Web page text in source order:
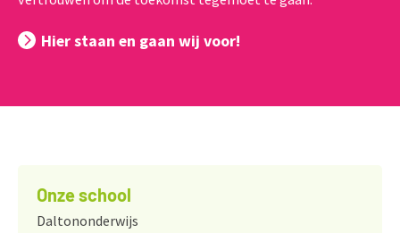
Hier staan en gaan wij voor!
Onze school
Daltononderwijs